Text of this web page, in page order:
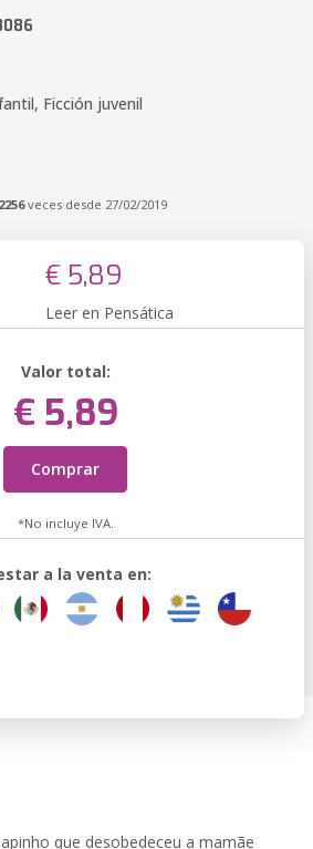
Ficción juvenil
2256veces desde 27/02/2019
€ 5,89
Leer en Pensática
Valor total:
€ 5,89
Comprar
*No incluye IVA.
a la venta en:
que desobedeceu a mamãe